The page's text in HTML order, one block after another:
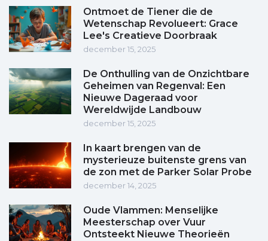
Ontmoet de Tiener die de
Wetenschap Revolueert: Grace
Lee's Creatieve Doorbraak
december 15, 2025
De Onthulling van de Onzichtbare
Geheimen van Regenval: Een
Nieuwe Dageraad voor
Wereldwijde Landbouw
december 15, 2025
In kaart brengen van de
mysterieuze buitenste grens van
de zon met de Parker Solar Probe
december 14, 2025
Oude Vlammen: Menselijke
Meesterschap over Vuur
Ontsteekt Nieuwe Theorieën